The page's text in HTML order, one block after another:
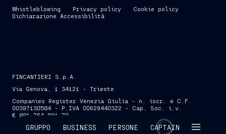
GRUPPO BUSINESS PERSONE CAPTAIN
Whistleblowing Privacy policy
Cookie policy
Dichiarazione Accessibilità
FINCANTIERI S.p.A.
Via Genova, 1 34121 - Trieste
Companies Register Venezia Giulia - n. iscr. e C.F.
00397130584 - P.IVA 00629440322 - Cap. Soc. i.v.
€ 881.764.991,70